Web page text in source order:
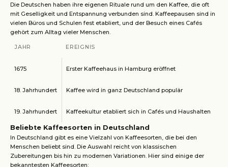
Die Deutschen haben ihre eigenen Rituale rund um den Kaffee, die oft
mit Geselligkeit und Entspannung verbunden sind. Kaffeepausen sind in
vielen Büros und Schulen fest etabliert, und der Besuch eines Cafés
gehört zum Alltag vieler Menschen.
JAHR EREIGNIS
1675 Erster Kaffeehaus in Hamburg eröffnet
18. Jahrhundert Kaffee wird in ganz Deutschland populär
19. Jahrhundert Kaffeekultur etabliert sich in Cafés und Haushalten
Beliebte Kaffeesorten in Deutschland
In Deutschland gibt es eine Vielzahl von Kaffeesorten, die bei den
Menschen beliebt sind. Die Auswahl reicht von klassischen
Zubereitungen bis hin zu modernen Variationen. Hier sind einige der
bekanntesten Kaffeesorten: